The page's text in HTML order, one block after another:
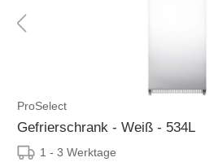
ProSelect
Gefrierschrank - Weiß - 534L
1 - 3 Werktage